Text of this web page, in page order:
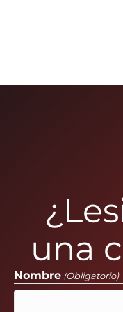
una
Nombre (Obligatorio)